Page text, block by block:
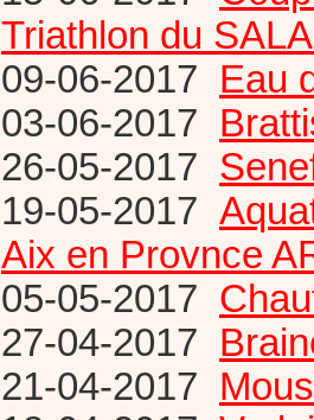
Triathlon du
09-06-2017 Eau
03-06-2017
26-05-2017
19-05-2017
Aix en Provnce
05-05-2017
27-04-2017
21-04-2017